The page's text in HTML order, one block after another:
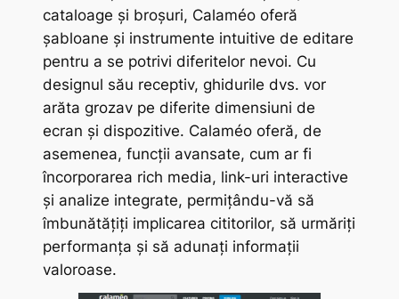
cataloage și broșuri, Calaméo oferă
șabloane și instrumente intuitive de editare
pentru a se potrivi diferitelor nevoi. Cu
designul său receptiv, ghidurile dvs. vor
arăta grozav pe diferite dimensiuni de
ecran și dispozitive. Calaméo oferă, de
asemenea, funcții avansate, cum ar fi
încorporarea rich media, link-uri interactive
și analize integrate, permițându-vă să
îmbunătățiți implicarea cititorilor, să urmăriți
performanța și să adunați informații
valoroase.